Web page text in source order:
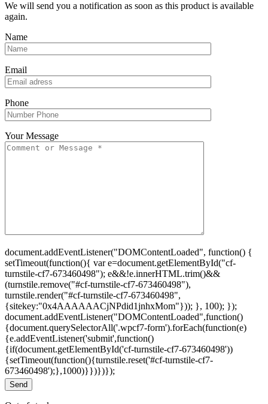
We will send you a notification as soon as this product is available
again.
Name
Email
Phone
Your Message
document.addEventListener("DOMContentLoaded", function() {
setTimeout(function(){ var e=document.getElementById("cf-
turnstile-cf7-673460498"); e&&!e.innerHTML.trim()&&
(turnstile.remove("#cf-turnstile-cf7-673460498"),
turnstile.render("#cf-turnstile-cf7-673460498",
{sitekey:"0x4AAAAAACjNPdid1jnhxMom"})); }, 100); });
document.addEventListener("DOMContentLoaded",function()
{document.querySelectorAll('.wpcf7-form').forEach(function(e)
{e.addEventListener('submit',function()
{if(document.getElementById('cf-turnstile-cf7-673460498'))
{setTimeout(function(){turnstile.reset('#cf-turnstile-cf7-
673460498');},1000)}})})});